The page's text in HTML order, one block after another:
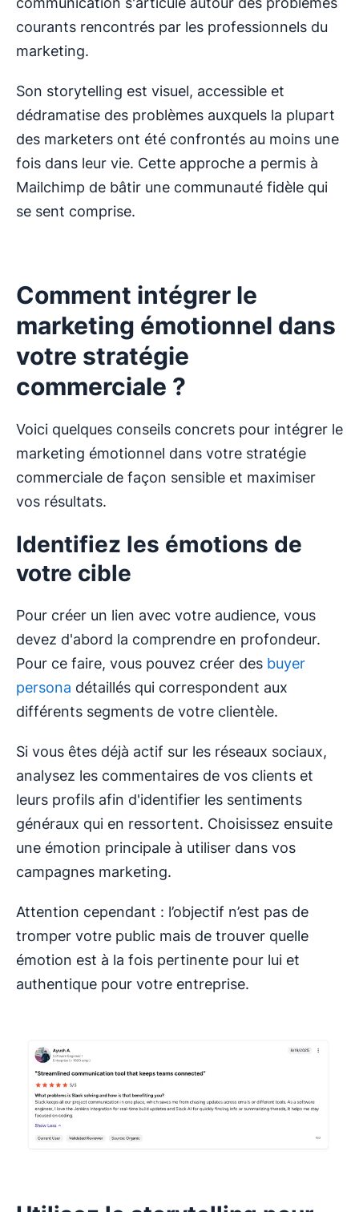
courants rencontrés par les professionnels du
marketing.
Son storytelling est visuel, accessible et
dédramatise des problèmes auxquels la plupart
des marketers ont été confrontés au moins une
fois dans leur vie. Cette approche a permis à
Mailchimp de bâtir une communauté fidèle qui
se sent comprise.
Comment intégrer le
marketing émotionnel dans
votre stratégie
commerciale ?
Voici quelques conseils concrets pour intégrer le
marketing émotionnel dans votre stratégie
commerciale de façon sensible et maximiser
vos résultats.
Identifiez les émotions de
votre cible
Pour créer un lien avec votre audience, vous
devez d'abord la comprendre en profondeur.
Pour ce faire, vous pouvez créer des buyer
persona détaillés qui correspondent aux
différents segments de votre clientèle.
Si vous êtes déjà actif sur les réseaux sociaux,
analysez les commentaires de vos clients et
leurs profils afin d'identifier les sentiments
généraux qui en ressortent. Choisissez ensuite
une émotion principale à utiliser dans vos
campagnes marketing.
Attention cependant : l’objectif n’est pas de
tromper votre public mais de trouver quelle
émotion est à la fois pertinente pour lui et
authentique pour votre entreprise.